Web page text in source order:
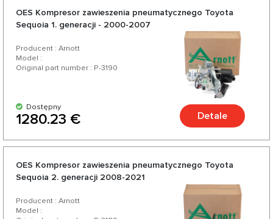
OES Kompresor zawieszenia pneumatycznego Toyota
Sequoia 1. generacji - 2000-2007
Producent : Arnott
Model :
Original part number : P-3190
Dostępny
1280.23 € Detale
OES Kompresor zawieszenia pneumatycznego Toyota
Sequoia 2. generacji 2008-2021
Producent : Arnott
Model :